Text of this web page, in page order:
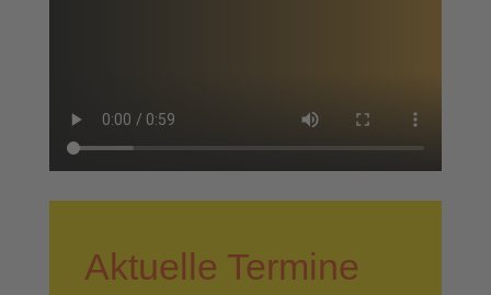
Aktuelle Termine